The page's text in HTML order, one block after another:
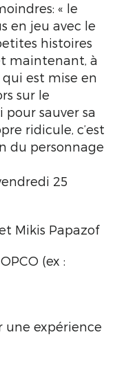
« le
en jeu avec le
histoires
maintenant, à
qui est mise en
sur le
sauver sa
ridicule, c’est
du personnage
25
Mikis Papazof
(ex :
une expérience